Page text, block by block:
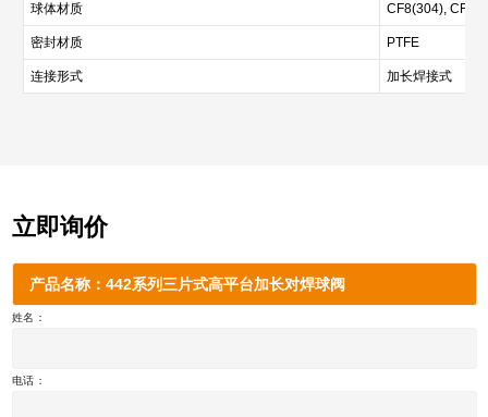
球体材质 CF8(304),
密封材质 PTFE
连接形式 加长焊接式
立即询价
产品名称：442系列三片式高平台加长对焊球阀
姓名：
电话：